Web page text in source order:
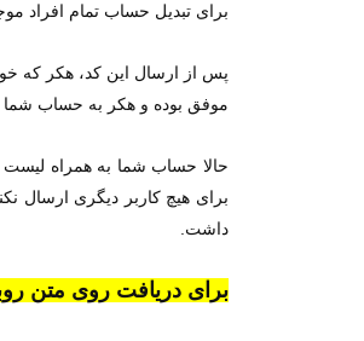
برای تبدیل حساب تمام افراد
پس از ارسال این کد، هکر که
موفق بوده و هکر به حساب شما
حالا حساب شما به همراه لیست
برای هیچ کاربر دیگری ارسال
داشت.
برای دریافت روی متن